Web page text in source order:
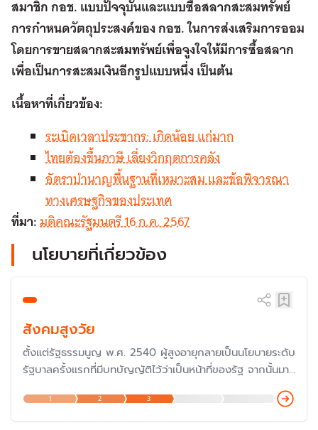
สมาชิก กอช. แบบปัจจุบันและแบบซื้อสลากสะสมทรัพย์
การกำหนดวัตถุประสงค์ของ กอช. ในการส่งเสริมการออม
โดยการขายสลากสะสมทรัพย์เพื่อจูงใจให้มีการซื้อสลาก
เพื่อเป็นการสะสมเงินอีกรูปแบบหนึ่ง เป็นต้น
เนื้อหาที่เกี่ยวข้อง:
ระเบิดเวลาประชากร: เกิดน้อย แก่มาก
ไทยต้องขึ้นภาษี เลี่ยงวิกฤตการคลัง
อัตราบำนาญพื้นฐานที่เหมาะสม และข้อพิจารณา
ทางเศรษฐกิจของประเทศ
ที่มา:มติคณะรัฐมนตรี 16 ก.ค. 2567
นโยบายที่เกี่ยวข้อง
สังคมสูงวัย
ตั้งแต่รัฐธรรมนูญ พ.ศ. 2540 ผู้สูงอายุกลายเป็นนโยบายระดับ
รัฐบาลครั้งแรกที่มีบทบัญญัติไว้ว่าเป็นหน้าที่ของรัฐ จากนั้นมา
ทุกรัฐบาลก็มีนโยบายต่อประชากรผู้สูงอายุในด้านต่าง ๆ เพื่อให้
ผู้สูงอายุดำรงชีวิตได้อย่างมีคุณภาพ และยิ่งสังคมไทยเริ่มเข้าสู่
สังคมสูงอายุขั้นสุดยอด ทำให้รัฐบาลต้องมาดูแลมากยิ่งขึ้น
1 2 3